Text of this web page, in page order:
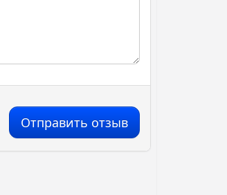
Отправить отзыв